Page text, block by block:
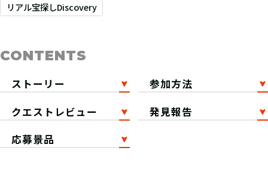
リアル宝探しDiscovery
CONTENTS
ストーリー
参加方法
クエストレビュー
発見報告
応募景品